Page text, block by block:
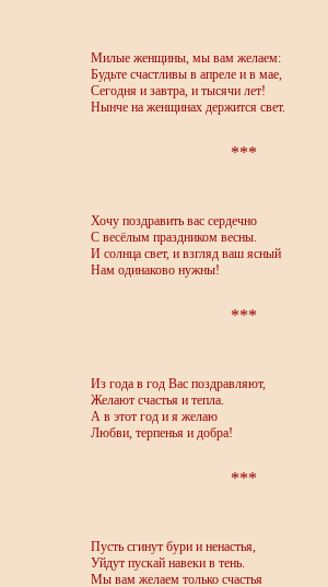
Милые женщины, мы вам желаем:
Будьте счастливы в апреле и в мае,
Сегодня и завтра, и тысячи лет!
Нынче на женщинах держится свет.
***
Хочу поздравить вас сердечно
С весёлым праздником весны.
И солнца свет, и взгляд ваш ясный
Нам одинаково нужны!
***
Из года в год Вас поздравляют,
Желают счастья и тепла.
А в этот год и я желаю
Любви, терпенья и добра!
***
Пусть сгинут бури и ненастья,
Уйдут пускай навеки в тень.
Мы вам желаем только счастья